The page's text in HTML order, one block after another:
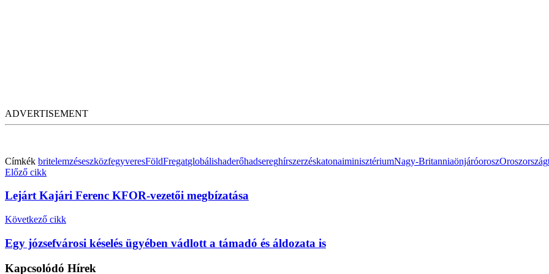
ADVERTISEMENT
Címkék britelemzéseszközfegyveresFöldFregatglobálishaderőhadsereghírszerzéskatonaiminisztériumNagy-BritanniaönjáróoroszOroszország
Előző cikk
Lejárt Kajári Ferenc KFOR-vezetői megbízatása
Következő cikk
Egy józsefvárosi késelés ügyében vádlott a támadó és áldozata is
Kapcsolódó Hírek